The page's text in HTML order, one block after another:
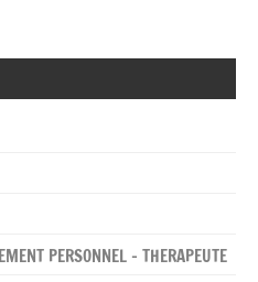
PERSONNEL – THERAPEUTE